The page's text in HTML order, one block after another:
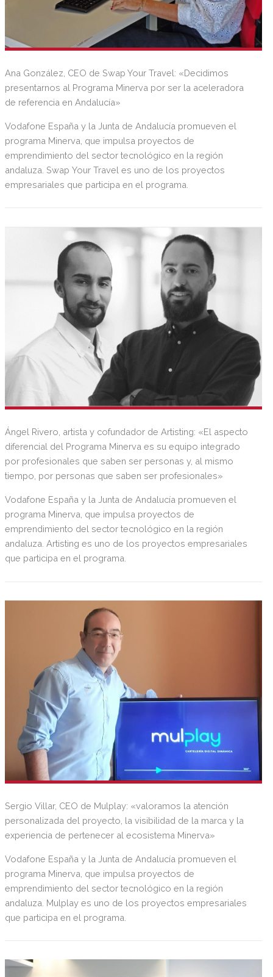
Ana González, CEO de Swap Your Travel: «Decidimos
presentarnos al Programa Minerva por ser la aceleradora
de referencia en Andalucía»
Vodafone España y la Junta de Andalucía promueven el
programa Minerva, que impulsa proyectos de
emprendimiento del sector tecnológico en la región
andaluza. Swap Your Travel es uno de los proyectos
empresariales que participa en el programa.
Ángel Rivero, artista y cofundador de Artisting: «El aspecto
diferencial del Programa Minerva es su equipo integrado
por profesionales que saben ser personas y, al mismo
tiempo, por personas que saben ser profesionales»
Vodafone España y la Junta de Andalucía promueven el
programa Minerva, que impulsa proyectos de
emprendimiento del sector tecnológico en la región
andaluza. Artisting es uno de los proyectos empresariales
que participa en el programa.
Sergio Villar, CEO de Mulplay: «valoramos la atención
personalizada del proyecto, la visibilidad de la marca y la
experiencia de pertenecer al ecosistema Minerva»
Vodafone España y la Junta de Andalucía promueven el
programa Minerva, que impulsa proyectos de
emprendimiento del sector tecnológico en la región
andaluza. Mulplay es uno de los proyectos empresariales
que participa en el programa.